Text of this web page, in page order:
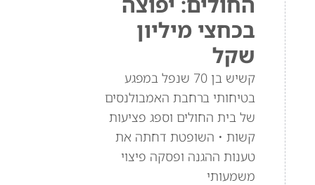
בכחצי מיליון
שקל
קשיש בן 70 שנפל במפגע
בטיחותי ברחבת האמבולנסים
של בית החולים וספג פציעות
קשות • השופטת דחתה את
טענות ההגנה ופסקה פיצוי
משמעותי